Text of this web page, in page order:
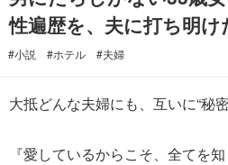
性遍歴を、夫に打ち明
#小説 #ホテル #夫婦
大抵どんな夫婦にも、互いに“秘
『愛しているからこそ、全てを知